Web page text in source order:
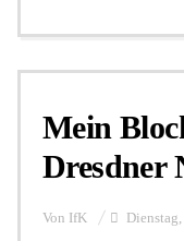
Mein
Dresdner
Von IfK